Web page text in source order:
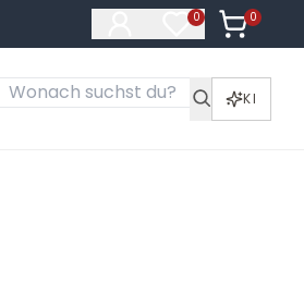
0
Artikel im
0
Artikel
KI